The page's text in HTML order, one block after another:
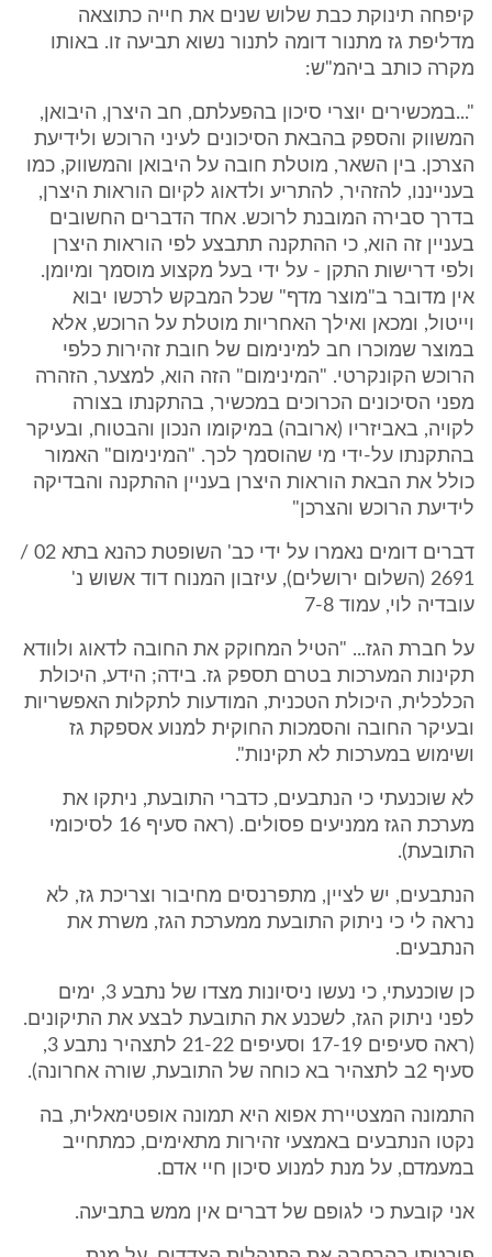
קיפחה תינוקת כבת שלוש שנים את חייה כתוצאה
מדליפת גז מתנור דומה לתנור נשוא תביעה זו. באותו
מקרה כותב ביהמ"ש:
"...במכשירים יוצרי סיכון בהפעלתם, חב היצרן, היבואן,
המשווק והספק בהבאת הסיכונים לעיני הרוכש ולידיעת
הצרכן. בין השאר, מוטלת חובה על היבואן והמשווק, כמו
בענייננו, להזהיר, להתריע ולדאוג לקיום הוראות היצרן,
בדרך סבירה המובנת לרוכש. אחד הדברים החשובים
בעניין זה הוא, כי ההתקנה תתבצע לפי הוראות היצרן
ולפי דרישות התקן - על ידי בעל מקצוע מוסמך ומיומן.
אין מדובר ב"מוצר מדף" שכל המבקש לרכשו יבוא
וייטול, ומכאן ואילך האחריות מוטלת על הרוכש, אלא
במוצר שמוכרו חב למינימום של חובת זהירות כלפי
הרוכש הקונקרטי. "המינימום" הזה הוא, למצער, הזהרה
מפני הסיכונים הכרוכים במכשיר, בהתקנתו בצורה
לקויה, באביזריו (ארובה) במיקומו הנכון והבטוח, ובעיקר
בהתקנתו על-ידי מי שהוסמך לכך. "המינימום" האמור
כולל את הבאת הוראות היצרן בעניין ההתקנה והבדיקה
לידיעת הרוכש והצרכן"
דברים דומים נאמרו על ידי כב' השופטת כהנא בתא 02 /
2691 (השלום ירושלים), עיזבון המנוח דוד אשוש נ'
עובדיה לוי, עמוד 7-8
על חברת הגז... "הטיל המחוקק את החובה לדאוג ולוודא
תקינות המערכות בטרם תספק גז. בידה; הידע, היכולת
הכלכלית, היכולת הטכנית, המודעות לתקלות האפשריות
ובעיקר החובה והסמכות החוקית למנוע אספקת גז
ושימוש במערכות לא תקינות".
לא שוכנעתי כי הנתבעים, כדברי התובעת, ניתקו את
מערכת הגז ממניעים פסולים. (ראה סעיף 16 לסיכומי
התובעת).
הנתבעים, יש לציין, מתפרנסים מחיבור וצריכת גז, לא
נראה לי כי ניתוק התובעת ממערכת הגז, משרת את
הנתבעים.
כן שוכנעתי, כי נעשו ניסיונות מצדו של נתבע 3, ימים
לפני ניתוק הגז, לשכנע את התובעת לבצע את התיקונים.
(ראה סעיפים 17-19 וסעיפים 21-22 לתצהיר נתבע 3,
סעיף 2ב לתצהיר בא כוחה של התובעת, שורה אחרונה).
התמונה המצטיירת אפוא היא תמונה אופטימאלית, בה
נקטו הנתבעים באמצעי זהירות מתאימים, כמתחייב
במעמדם, על מנת למנוע סיכון חיי אדם.
אני קובעת כי לגופם של דברים אין ממש בתביעה.